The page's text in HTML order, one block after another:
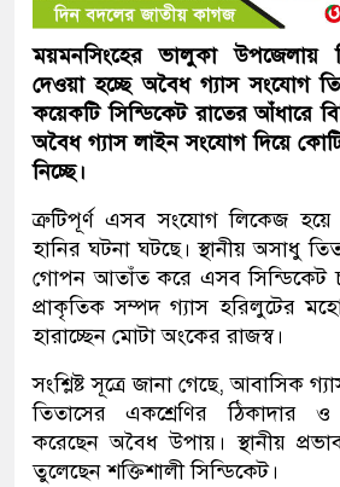
ময়মনসিংহের ভালুকা উপজেলায়
দেওয়া হচ্ছে অবৈধ গ্যাস সংযোগ
কয়েকটি সিন্ডিকেট রাতের আঁধারে
অবৈধ গ্যাস লাইন সংযোগ দিয়ে
নিচ্ছে।
ত্রুটিপূর্ণ এসব সংযোগ লিকেজ হয়ে
হানির ঘটনা ঘটছে। স্থানীয় অসাধু
গোপন আতাঁত করে এসব সিন্ডিকেট
প্রাকৃতিক সম্পদ গ্যাস হরিলুটের
হারাচ্ছেন মোটা অংকের রাজস্ব।
সংশ্লিষ্ট সূত্রে জানা গেছে, আবাসিক
তিতাসের একশ্রেণির ঠিকাদার
করেছেন অবৈধ উপায়। স্থানীয়
তুলেছেন শক্তিশালী সিন্ডিকেট।